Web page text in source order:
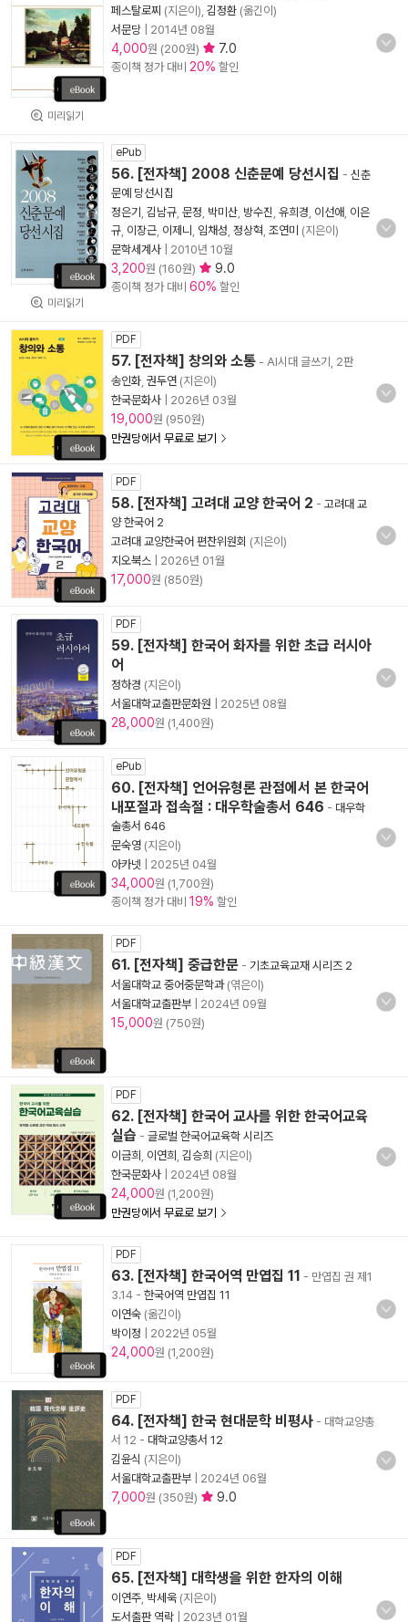
미리읽기
페스탈로찌 (지은이), 김정환 (옮긴이)
서문당
2014년 08월
4,000원 (200원) 7.0
종이책 정가 대비 20% 할인
미리읽기
ePub
56. [전자책] 2008 신춘문예 당선시집 - 신춘
문예 당선시집
정은기
김남규 문정 박미산 방수진 유희경 이선애 이은
규 이장근 이제니 임채성 정상혁 조연미 (지은이)
문학세계사
2010년 10월
3,200원 (160원) 9.0
종이책 정가 대비 60% 할인
PDF
57. [전자책] 창의와 소통 - AI시대 글쓰기, 2판
송인화 권두연 (지은이)
한국문화사
2026년 03월
19,000원 (950원)
만권당에서 무료로 보기
PDF
58. [전자책] 고려대 교양 한국어 2 - 고려대 교
양 한국어 2
고려대 교양한국어 편찬위원회 (지은이)
지오북스
2026년 01월
17,000원 (850원)
PDF
59. [전자책] 한국어 화자를 위한 초급 러시아
어
정하경 (지은이)
서울대학교출판문화원
2025년 08월
28,000원 (1,400원)
ePub
60. [전자책] 언어유형론 관점에서 본 한국어
내포절과 접속절 : 대우학술총서 646 - 대우학
술총서 646
문숙영 (지은이)
아카넷
2025년 04월
34,000원 (1,700원)
종이책 정가 대비 19% 할인
PDF
61. [전자책] 중급한문 - 기초교육교재 시리즈 2
서울대학교 중어중문학과(엮은이)
서울대학교출판부
2024년 09월
15,000원 (750원)
PDF
62. [전자책] 한국어 교사를 위한 한국어교육
실습 - 글로벌 한국어교육학 시리즈
이금희
이연희 김승희 (지은이)
한국문화사
2024년 08월
24,000원 (1,200원)
만권당에서 무료로 보기
PDF
63. [전자책] 한국어역 만엽집 11 - 만엽집 권 제1
3.14 - 한국어역 만엽집 11
이연숙 (옮긴이)
박이정
2022년 05월
24,000원 (1,200원)
PDF
64. [전자책] 한국 현대문학 비평사 - 대학교양총
서 12 - 대학교양총서 12
김윤식 (지은이)
서울대학교출판부
2024년 06월
7,000원 (350원) 9.0
PDF
65. [전자책] 대학생을 위한 한자의 이해
이연주 박세욱 (지은이)
도서출판 역락
2023년 01월